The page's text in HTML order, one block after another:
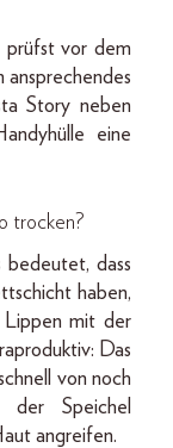
vor dem
ansprechendes
Story neben
eine
trocken?
bedeutet, dass
haben,
Lippen mit der
Das
von noch
der Speichel
angreifen.